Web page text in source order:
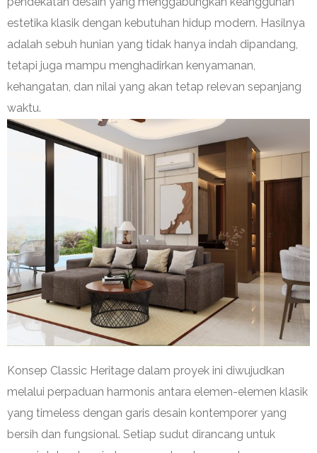
estetika klasik dengan kebutuhan hidup modern. Hasilnya
adalah sebuh hunian yang tidak hanya indah dipandang,
tetapi juga mampu menghadirkan kenyamanan,
kehangatan, dan nilai yang akan tetap relevan sepanjang
waktu.
Konsep Classic Heritage dalam proyek ini diwujudkan
melalui perpaduan harmonis antara elemen-elemen klasik
yang timeless dengan garis desain kontemporer yang
bersih dan fungsional. Setiap sudut dirancang untuk